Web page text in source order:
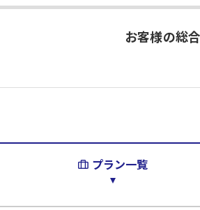
お客様の総
プラン一覧